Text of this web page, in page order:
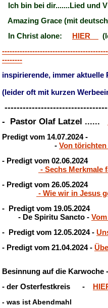
Ich bin bei dir.......Lied und
Amazing Grace (mit
In Christ alone: HIER
--------
inspirierende, immer aktuelle
(leider oft mit kurzen
- Pastor Olaf Latzel ......
Predigt vom 14.07.2024 -
- Von
- Predigt vom 02.06.2024
- Sechs Merkmale
- Predigt vom 26.05.2024
- Wie wir in Jesus
- Predigt vom 19.05.2024
- De Spiritu Sancto -
- Predigt vom 12.05.2024 -
- Predigt vom 21.04.2024 -
Besinnung auf die Karwoche
- der Osterfestkreis -
- was ist Abendmahl